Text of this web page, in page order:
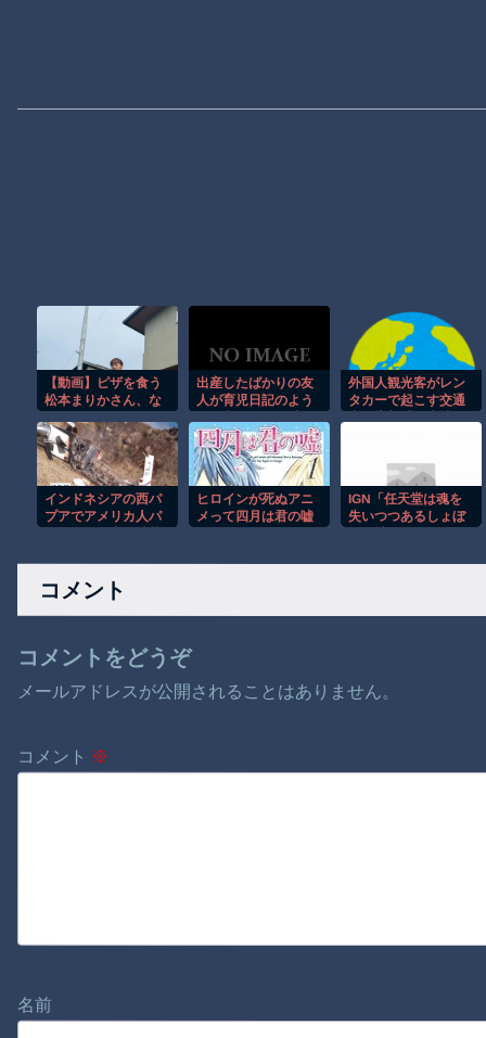
【動画】ピザを食う
松本まりかさん、な
出産したばかりの友
人が育児日記のよう
毎日のように送って
きて気持ち悪い。
外国人観光客がレン
タカーで起こす交通
の検討会議 [8/5]
インドネシアの西パ
プアでアメリカ人パ
ヒロインが死ぬアニ
メって四月は君の嘘
IGN「任天堂は魂を
失いつつあるしょぼ
コメント
コメントをどうぞ
メールアドレスが公開されることはありません。
コメント ※
名前